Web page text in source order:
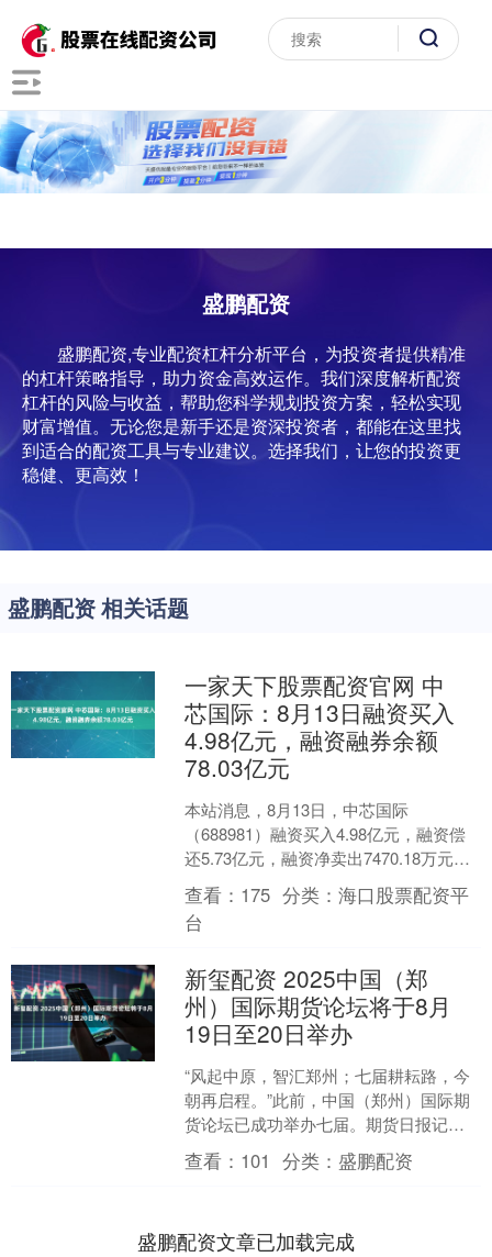
盛鹏配资
盛鹏配资,专业配资杠杆分析平台，为投资者提供精准
的杠杆策略指导，助力资金高效运作。我们深度解析配资
杠杆的风险与收益，帮助您科学规划投资方案，轻松实现
财富增值。无论您是新手还是资深投资者，都能在这里找
到适合的配资工具与专业建议。选择我们，让您的投资更
稳健、更高效！
盛鹏配资 相关话题
一家天下股票配资官网 中
芯国际：8月13日融资买入
4.98亿元，融资融券余额
78.03亿元
本站消息，8月13日，中芯国际
（688981）融资买入4.98亿元，融资偿
还5.73亿元，融资净卖出7470.18万元，
融资余额77.75亿元。 融券方面，当日....
查看： 175 分类：海口股票配资平
台
新玺配资 2025中国（郑
州）国际期货论坛将于8月
19日至20日举办
“风起中原，智汇郑州；七届耕耘路，今
朝再启程。”此前，中国（郑州）国际期
货论坛已成功举办七届。期货日报记者
近日获悉，2025中国（郑州）国际期货
论坛将于8月19....
查看： 101 分类： 盛鹏配资
盛鹏配资文章已加载完成